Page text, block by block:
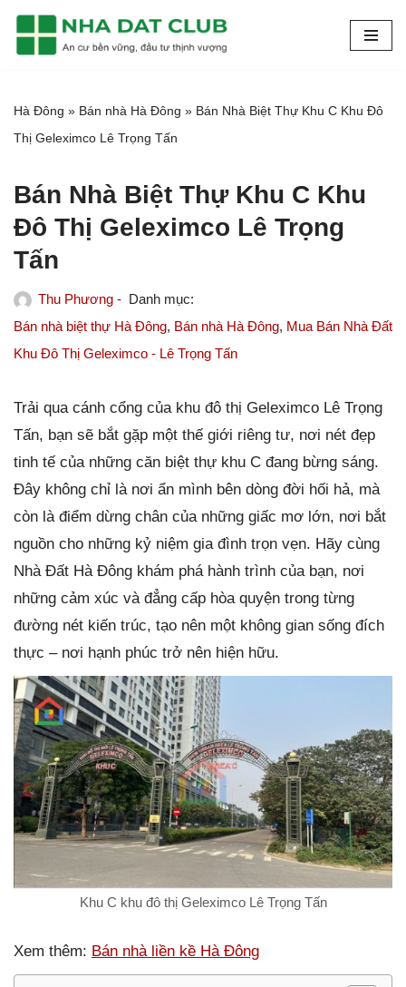
Chuyển
nội
dung
Hà Đông » Bán nhà Hà Đông » Bán Nhà Biệt Thự Khu C Khu Đô
Thị Geleximco Lê Trọng Tấn
Bán Nhà Biệt Thự Khu C Khu
Đô Thị Geleximco Lê Trọng
Tấn
Thu Phương -
Bán nhà biệt thự Hà Đông, Bán nhà Hà Đông, Mua Bán Nhà Đất
Khu Đô Thị Geleximco - Lê Trọng Tấn
Trải qua cánh cổng của khu đô thị Geleximco Lê Trọng
Tấn, bạn sẽ bắt gặp một thế giới riêng tư, nơi nét đẹp
tinh tế của những căn biệt thự khu C đang bừng sáng.
Đây không chỉ là nơi ẩn mình bên dòng đời hối hả, mà
còn là điểm dừng chân của những giấc mơ lớn, nơi bắt
nguồn cho những kỷ niệm gia đình trọn vẹn. Hãy cùng
Nhà Đất Hà Đông khám phá hành trình của bạn, nơi
những cảm xúc và đẳng cấp hòa quyện trong từng
đường nét kiến trúc, tạo nên một không gian sống đích
thực – nơi hạnh phúc trở nên hiện hữu.
Khu C khu đô thị Geleximco Lê Trọng Tấn
Xem thêm: Bán nhà liền kề Hà Đông